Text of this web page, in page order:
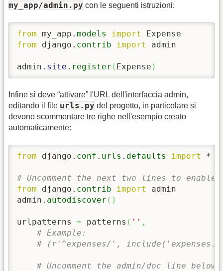
my_app/admin.py con le seguenti istruzioni:
from my_app. models import
from django. contrib import admin
admin. site . register ( Expense )
Infine si deve “attivare” l'URLdell'interfaccia admin,
editando il file urls.py del progetto, in particolare si
devono scommentare tre righe nell'esempio creato
automaticamente:
from django. conf . urls . defaults import *
# Uncomment the next two lines to enable
from django. contrib import
admin
admin. autodiscover ( )
urlpatterns = patterns ( '' ,
# Example:
# (r'^expenses/',
# Uncomment the admin/doc line